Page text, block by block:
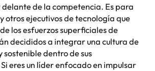
de la competencia. Es para
y otros ejecutivos de tecnología que
los esfuerzos superficiales de
decididos a integrar una cultura de
sostenible dentro de sus
eres un líder enfocado en impulsar